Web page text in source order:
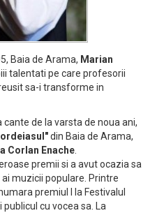
Baia de Arama, Marian
talentati pe care profesorii
sa-i transforme in
cante de la varsta de noua ani,
din Baia de Arama,
Corlan Enache
premii si a avut ocazia sa
muzicii populare. Printre
premiul I la Festivalul
cu vocea sa. La